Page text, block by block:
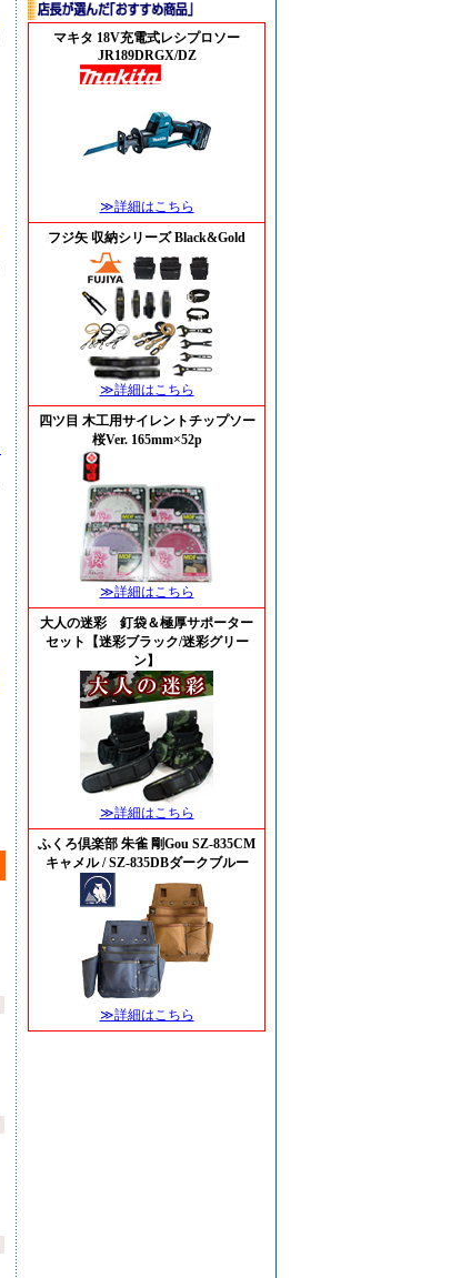
マキタ 18V充電式レシプロソー
JR189DRGX/DZ
≫詳細はこちら
フジ矢 収納シリーズ Black&Gold
≫詳細はこちら
四ツ目 木工用サイレントチップソー
桜Ver. 165mm×52p
≫詳細はこちら
大人の迷彩 釘袋＆極厚サポーター
セット【迷彩ブラック/迷彩グリー
ン】
≫詳細はこちら
ふくろ倶楽部 朱雀 剛Gou SZ-835CM
キャメル / SZ-835DBダークブルー
≫詳細はこちら